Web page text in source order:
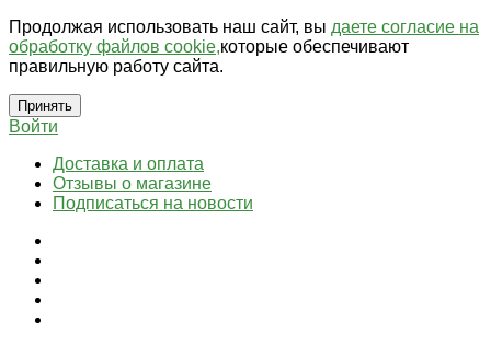
Продолжая использовать наш сайт, вы даете согласие на
обработку файлов cookie,которые обеспечивают
правильную работу сайта.
Принять
Войти
Доставка и оплата
Отзывы о магазине
Подписаться на новости